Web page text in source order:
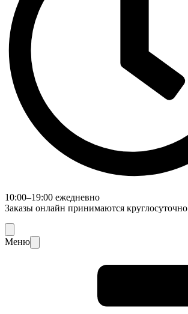
10:00–19:00 ежедневно
Заказы онлайн принимаются круглосуточно
Меню